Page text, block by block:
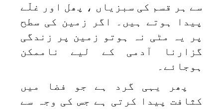
سے ہر قسم کی سبزیاں ، پھل اور غلّے
پیدا ہوتے ہیں۔ اگر زمین کی سطح
پر یہ مٹی نہ ہوتو زمین پر زندگی
گزارنا آدمی کے لیے ناممکن
ہوجائے۔
پھر یہی گرد ہے جو فضا میں
کثافت پیدا کرتی ہے جس کی وجہ سے